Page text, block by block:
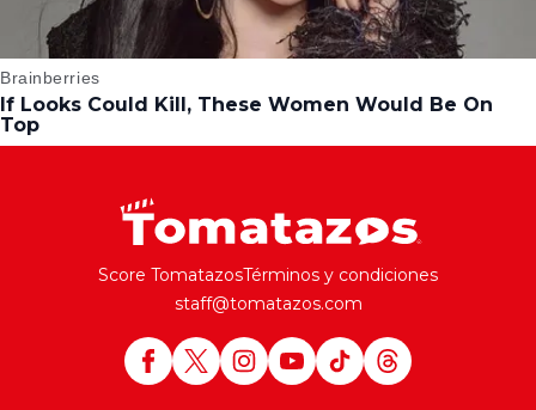
Score TomatazosTérminos y condiciones
staff@tomatazos.com